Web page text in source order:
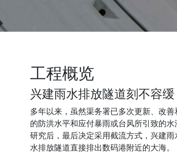
工程概览
兴建雨水排放隧道刻不容缓
多年以来，虽然渠务署已多次更新、改
的防洪水平和应付暴雨或台风所引致的
研究后，最后决定采用截流方式，兴建
水排放隧道直接排出数码港附近的大海。